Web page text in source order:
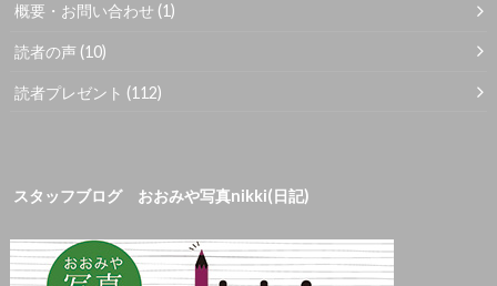
概要・お問い合わせ (1)
読者の声 (10)
読者プレゼント (112)
スタッフブログ おおみや写真nikki(日記)